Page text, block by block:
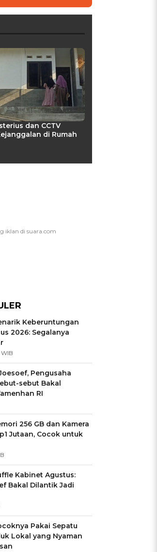
dan CCTV
di Rumah
Keberuntungan
2026: Segalanya
Pengusaha
sebut Bakal
RI
256 GB dan Kamera
Jutaan, Cocok untuk
Kabinet Agustus:
Bakal Dilantik Jadi
Pakai Sepatu
Lokal yang Nyaman